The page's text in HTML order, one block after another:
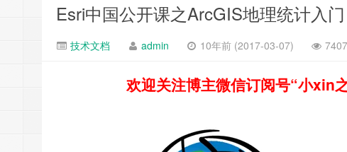
Esri中国公开课之ArcGIS地理统计入门
技术文档 admin 10年前 (2017-03-07)
欢迎关注博主微信订阅号“小xin